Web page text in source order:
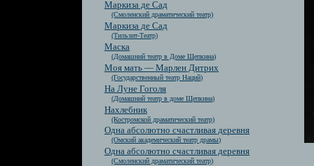
Маркиза де Сад
(Смоленский драматический театр)
Маркиза де Сад
(Тильзит-Театр)
Маска
(Домашний театр в Доме Щепкина)
Моя мать — Марлен Дитрих
(Государственный театр Наций)
На Луне Гоголя
(Домашний театр в доме Щепкина)
Нахлебник
(Костромской драматический театр)
Одна абсолютно счастливая деревня
(Омский академический театр драмы)
Одна абсолютно счастливая деревня
(Смоленский драматический театр)